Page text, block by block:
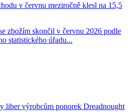
v červnu meziročně klesl na 15,5
zbožím skončil v červnu 2026 podle
statistického úřadu...
liber výrobcům ponorek Dreadnought